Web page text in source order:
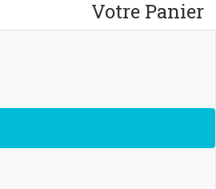
Votre Panier
×